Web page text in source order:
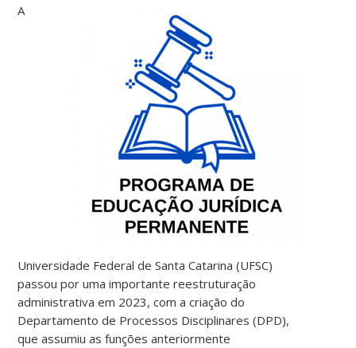
A
Universidade Federal de Santa Catarina (UFSC)
passou por uma importante reestruturação
administrativa em 2023, com a criação do
Departamento de Processos Disciplinares (DPD),
que assumiu as funções anteriormente